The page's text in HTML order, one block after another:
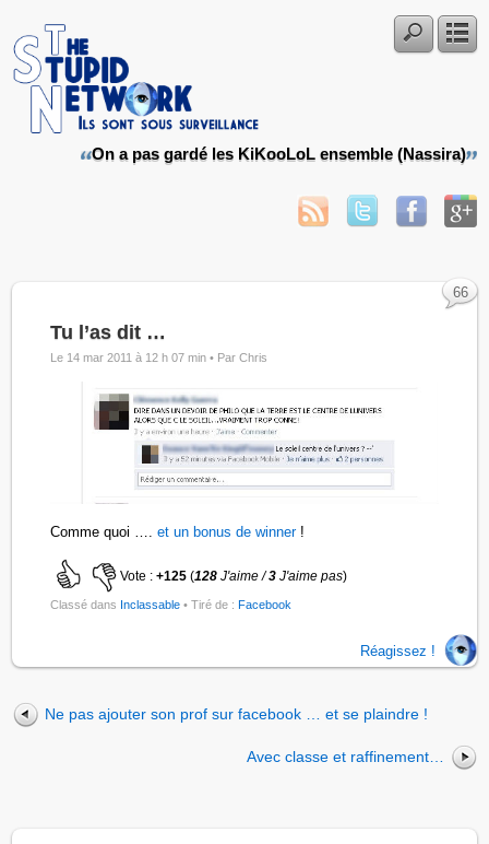
On a pas gardé les KiKooLoL ensemble (Nassira)
Tu l’as dit …
Le 14 mar 2011 à 12 h 07 min • Par Chris
Comme quoi ….et un bonus de winner!
Vote :+125 (128J'aime /3 J'aime pas)
Classé dans Inclassable
66
• Tiré de : Facebook
Réagissez !
Ne pas ajouter son prof sur facebook … et se plaindre !
Avec classe et raffinement…